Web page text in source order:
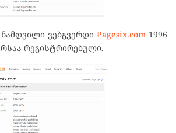
ვებგვერდი Pagesix.com 1996
რეგისტრირებული.